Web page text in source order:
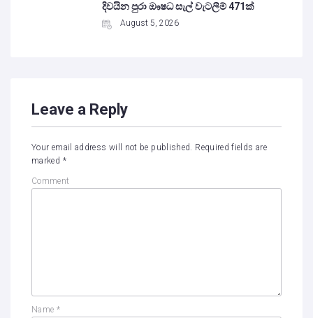
දිවයින පුරා ඖෂධ සැල් වැටලීම් 471ක්
August 5, 2026
Leave a Reply
Your email address will not be published. Required fields are
marked *
Comment
Name *